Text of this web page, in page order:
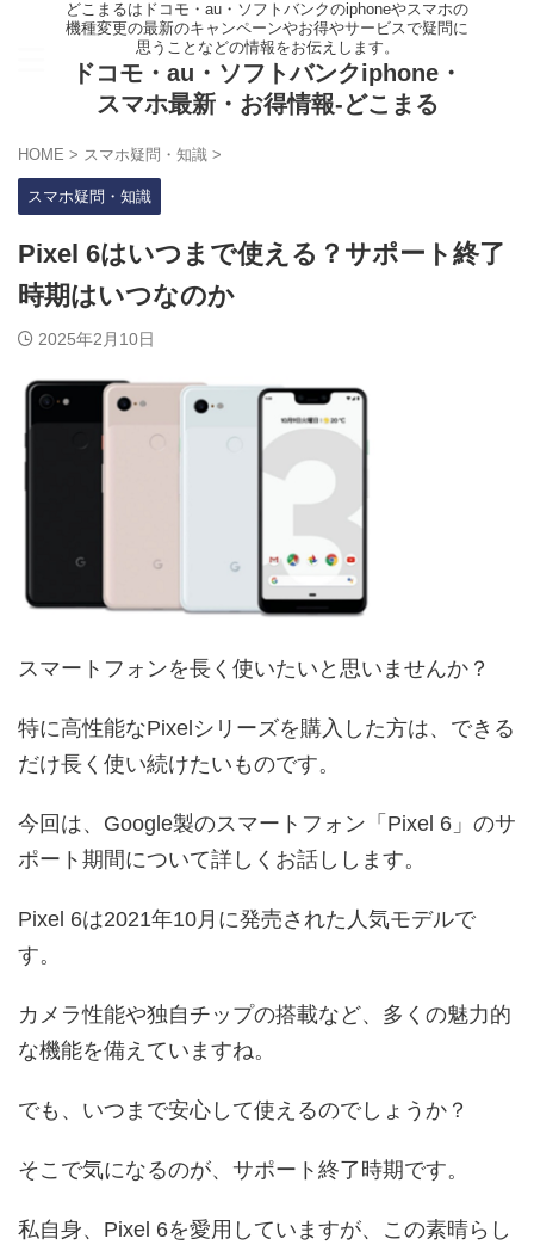
どこまるはドコモ・au・ソフトバンクのiphoneやスマホの
機種変更の最新のキャンペーンやお得やサービスで疑問に
思うことなどの情報をお伝えします。
ドコモ・au・ソフトバンクiphone・
スマホ最新・お得情報-どこまる
HOME > スマホ疑問・知識 >
スマホ疑問・知識
Pixel 6はいつまで使える？サポート終了
時期はいつなのか
2025年2月10日
スマートフォンを長く使いたいと思いませんか？
特に高性能なPixelシリーズを購入した方は、できる
だけ長く使い続けたいものです。
今回は、Google製のスマートフォン「Pixel 6」のサ
ポート期間について詳しくお話しします。
Pixel 6は2021年10月に発売された人気モデルで
す。
カメラ性能や独自チップの搭載など、多くの魅力的
な機能を備えていますね。
でも、いつまで安心して使えるのでしょうか？
そこで気になるのが、サポート終了時期です。
私自身、Pixel 6を愛用していますが、この素晴らし